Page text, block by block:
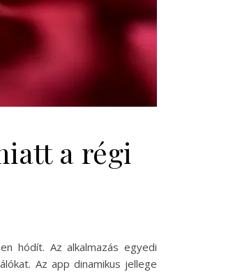
a régi
hódít. Az alkalmazás egyedi
Az app dinamikus jellege